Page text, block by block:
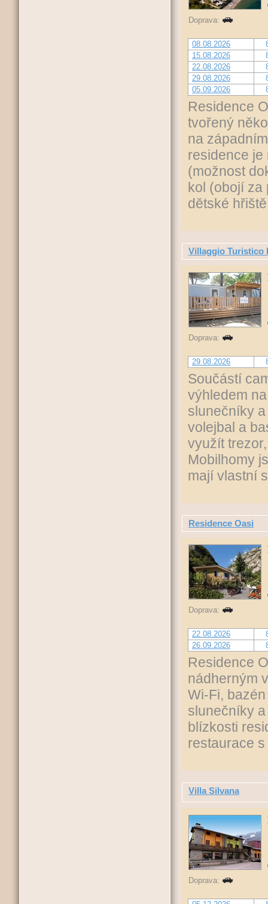
Doprava:
08.08.2026
15.08.2026
22.08.2026
29.08.2026
05.09.2026
Residence
tvořený
na
residence je
(možnost
kol (obojí za
dětské
Villaggio Turistico
Doprava:
29.08.2026
Součástí
výhledem
slunečníky
volejbal a
využít
Mobilhomy
mají vlastní
Residence Oasi
Doprava:
22.08.2026
26.09.2026
Residence
nádherným
Wi-Fi,
slunečníky
blízkosti
restaurace
Villa Silvana
Doprava: